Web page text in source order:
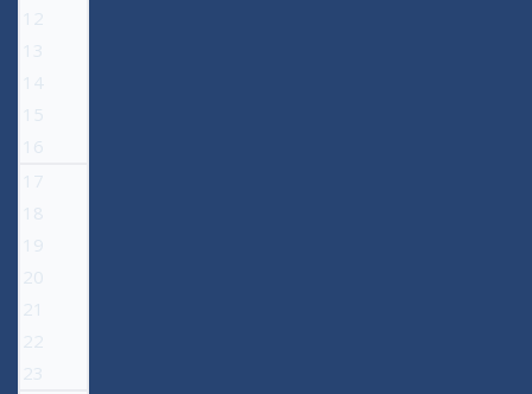
12
13
14
15
16
17
18
19
20
21
22
23